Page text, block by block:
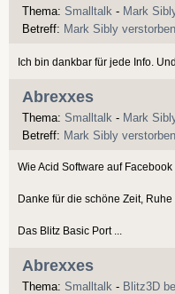
Thema: Smalltalk - Mark
Betreff: Mark Sibly verstorben.
Ich bin dankbar für jede Info.
Abrexxes
Thema: Smalltalk - Mark
Betreff: Mark Sibly verstorben.
Wie Acid Software auf
Danke für die schöne Zeit, Ruhe
Das Blitz Basic Port ...
Abrexxes
Thema: Smalltalk - Blitz3D